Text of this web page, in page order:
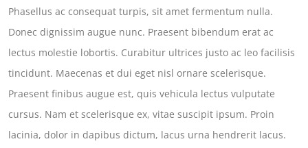
Phasellus ac consequat turpis, sit amet fermentum nulla.
Donec dignissim augue nunc. Praesent bibendum erat ac
lectus molestie lobortis. Curabitur ultrices justo ac leo facilisis
tincidunt. Maecenas et dui eget nisl ornare scelerisque.
Praesent finibus augue est, quis vehicula lectus vulputate
cursus. Nam et scelerisque ex, vitae suscipit ipsum. Proin
lacinia, dolor in dapibus dictum, lacus urna hendrerit lacus.